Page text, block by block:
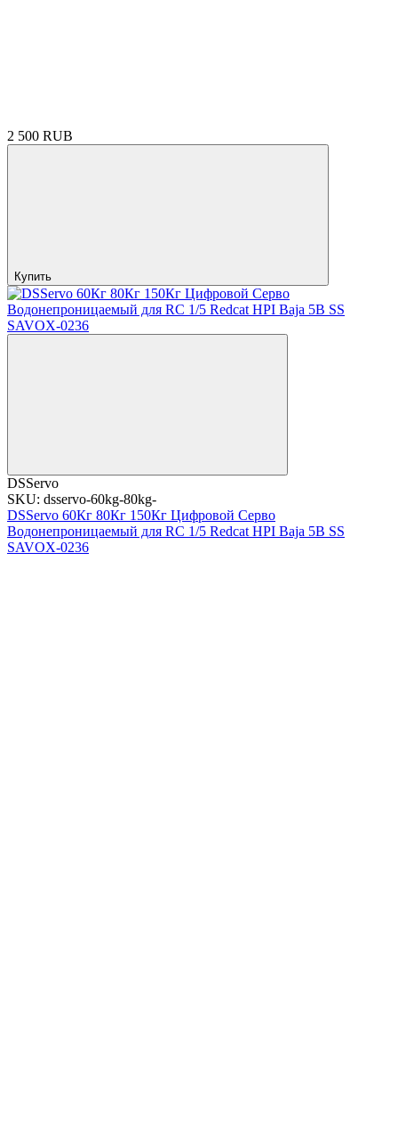
2 500 RUB
Купить
DSServo
SKU: dsservo-60kg-80kg-
DSServo 60Кг 80Кг 150Кг Цифровой Серво
Водонепроницаемый для RC 1/5 Redcat HPI Baja 5B SS
SAVOX-0236